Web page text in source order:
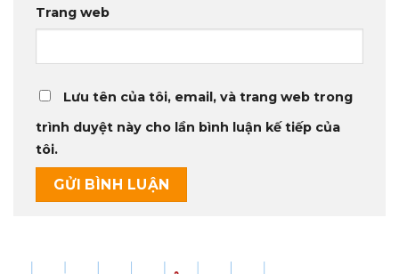
Trang web
Lưu tên của tôi, email, và trang web trong
trình duyệt này cho lần bình luận kế tiếp của
tôi.